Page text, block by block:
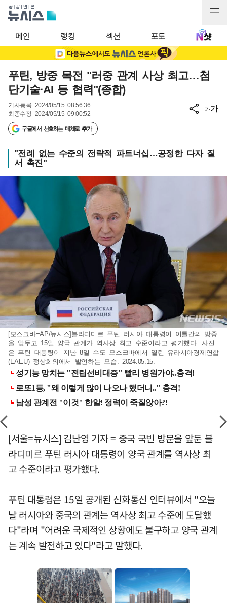
메인 랭킹 섹션 포토
푸틴, 방중 목전 "러중 관계 사상 최고…첨
단기술·AI 등 협력"(종합)
기사등록 2024/05/15 08:56:36
최종수정 2024/05/15 09:00:52
구글에서 선호하는 매체로 추가
가가
"전례 없는 수준의 전략적 파트너십…공정한 다자 질
서 촉진"
[모스크바=AP/뉴시스]블라디미르 푸틴 러시아 대통령이 이틀간의 방중
을 앞두고 15일 양국 관계가 역사상 최고 수준이라고 평가했다. 사진
은 푸틴 대통령이 지난 8일 수도 모스크바에서 열린 유라시아경제연합
(EAEU) 정상회의에서 발언하는 모습. 2024.05.15.
[서울=뉴시스] 김난영 기자 = 중국 국빈 방문을 앞둔 블
라디미르 푸틴 러시아 대통령이 양국 관계를 역사상 최
고 수준이라고 평가했다.
푸틴 대통령은 15일 공개된 신화통신 인터뷰에서 "오늘
날 러시아와 중국의 관계는 역사상 최고 수준에 도달했
다"라며 "어려운 국제적인 상황에도 불구하고 양국 관계
는 계속 발전하고 있다"라고 말했다.